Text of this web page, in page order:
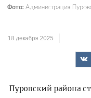
Фото: Администрация
18 декабря 2025
Пуровский района